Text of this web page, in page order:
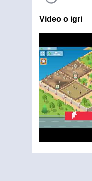
Video o igri